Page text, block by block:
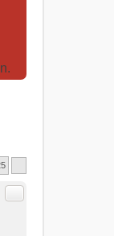
Citer